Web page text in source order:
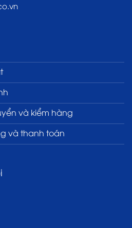
và kiểm hàng
và thanh toán